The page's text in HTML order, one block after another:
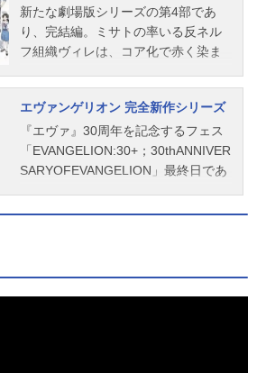
サー：石川光久脚本（DEATH）：薩
川昭夫 庵野秀明脚本（REBIRT
H）：庵野秀明キャラクターデザイ
由里子碇ゲンドウ：立木文彦冬月コ
ウゾウ：清川元夢加持リョウジ：山
寺宏一青葉シゲル：子安武人日向マ
鈴原トウジ：関智一相田ケンスケ：
岩永哲哉洞木ヒカリ：岩男潤子渚カ
ヲル：石田彰キール・ローレンツ：
麦人スタッフ企画・原作：GAINAX
庵野秀明総監督：庵野秀明監...
ようとする使徒。人類すべての運命
が自分の双肩にかかったとき、シン
ジの心中に芽生えたものは・・・。
序放送形態劇場版アニメシリーズ新
世紀エヴァンゲリオンスケジュール2
007年9月1日（土）キャスト碇シン
ジ：緒方恵美綾波レイ：林原めぐみ
葛城ミサト：三石琴乃赤木リツコ：
続々と展開する、誰も見たことのな
いバトルシーン。驚異のスペクタク
ルの興奮は、未知の物語へとつなが
出発点からスタートしてみせた新EV
A伝説。この第2ステージからは新し
い要素が加わり、大きく物語のポイ
ントが切りかわっていく。そこから
見えてくる『新劇場版』の真の姿と
い知人らの姿があった。そこは14年
の歳月がたっており、ミサトやリツ
コら元ネルフの職員は、新たなクル
成していた。戦艦AAAヴンダーを起
動し、襲撃してきたEVAMark.04の群
れを退けた“ヴィレ”。初号機から復活
できたのはシンジひとりで、綾波レ
イは発見されなかった。だがEVAMar
新たな劇場版シリーズの第4部であ
り、完結編。ミサトの率いる反ネル
フ組織ヴィレは、コア化で赤く染ま
ンダーから選抜隊が降下し、残され
た封印柱に取りつく。復元オペの作
業可能時間はわずか720秒。決死の作
戦遂行中、ネルフのEVAが大群で接
近し、マリのEVA改8号機が迎撃を開
エヴァンゲリオン 完全新作シリーズ
『エヴァ』30周年を記念するフェス
「EVANGELION:30+；30thANNIVER
SARYOFEVANGELION」最終日であ